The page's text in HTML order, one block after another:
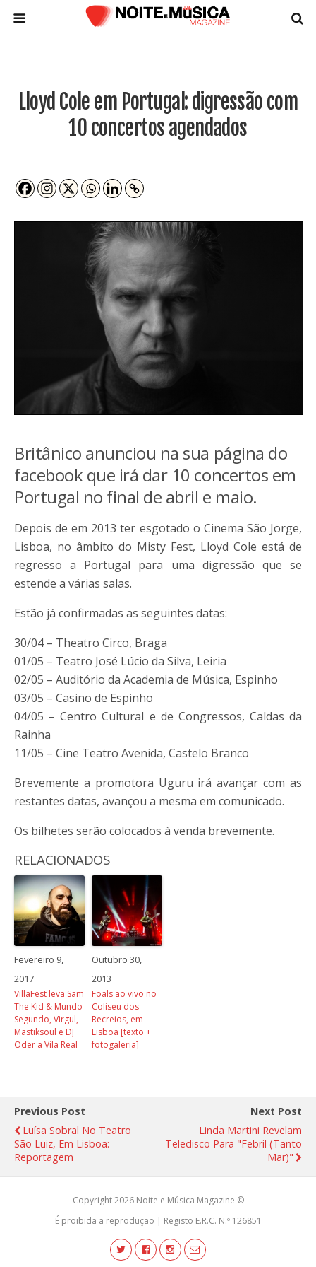
Lloyd Cole em Portugal: digressão com
10 concertos agendados
Britânico anunciou na sua página do
facebook que irá dar 10 concertos em
Portugal no final de abril e maio.
Depois de em 2013 ter esgotado o Cinema São Jorge,
Lisboa, no âmbito do Misty Fest, Lloyd Cole está de
regresso a Portugal para uma digressão que se
estende a várias salas.
Estão já confirmadas as seguintes datas:
30/04 – Theatro Circo, Braga
01/05 – Teatro José Lúcio da Silva, Leiria
02/05 – Auditório da Academia de Música, Espinho
03/05 – Casino de Espinho
04/05 – Centro Cultural e de Congressos, Caldas da
Rainha
11/05 – Cine Teatro Avenida, Castelo Branco
Brevemente a promotora Uguru irá avançar com as
restantes datas, avançou a mesma em comunicado.
Os bilhetes serão colocados à venda brevemente.
RELACIONADOS
Fevereiro 9,
2017
VillaFest leva Sam
The Kid & Mundo
Segundo, Virgul,
Mastiksoul e DJ
Oder a Vila Real
Outubro 30,
2013
Foals ao vivo no
Coliseu dos
Recreios, em
Lisboa [texto +
fotogaleria]
Previous Post
Luísa Sobral No Teatro
São Luiz, Em Lisboa:
Reportagem
Next Post
Linda Martini Revelam
Teledisco Para "Febril (Tanto
Mar)"
Copyright 2026 Noite e Música Magazine ©
É proibida a reprodução | Registo E.R.C. N.º 126851